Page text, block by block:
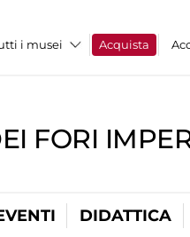
i musei Acquista
FORI
DIDATTICA